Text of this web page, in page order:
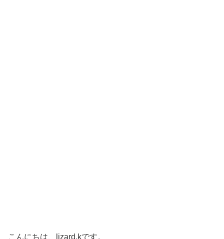
こんにちは、lizard.kです。